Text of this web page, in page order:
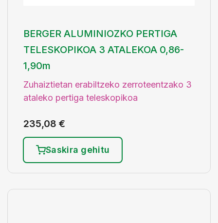
BERGER ALUMINIOZKO PERTIGA
TELESKOPIKOA 3 ATALEKOA 0,86-
1,90m
Zuhaiztietan erabiltzeko zerroteentzako 3
ataleko pertiga teleskopikoa
235,08 €
Saskira gehitu